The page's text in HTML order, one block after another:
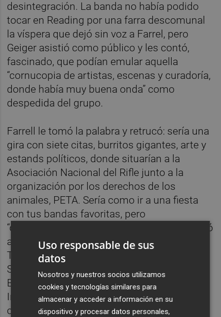
desintegración. La banda no había podido
tocar en Reading por una farra descomunal
la víspera que dejó sin voz a Farrel, pero
Geiger asistió como público y les contó,
fascinado, que podían emular aquella
“cornucopia de artistas, escenas y curadoría,
donde había muy buena onda” como
despedida del grupo.
Farrell le tomó la palabra y retrucó: sería una
gira con siete citas, burritos gigantes, arte y
estands políticos, donde situarían a la
Asociación Nacional del Rifle junto a la
organización por los derechos de los
animales, PETA. Sería como ir a una fiesta
con tus bandas favoritas, pero
“completamente subversivo”. Cada uno eligió
a su banda preferida. Perry Farrell, a Ice-T;
Ted Gardner, a Rollins Band; Dave Navarro, a
Siouxsie And The Banshees; Eric Avery, a
Butthole Surfers; Stephen Perkins, a Nine
Inch Nails, y Marc Geiger, a Pixies. Los
consiguieron a todos menos al grupo de
Uso responsable de sus
datos
Nosotros y nuestros socios utilizamos
cookies y tecnologías similares para
almacenar y acceder a información en su
dispositivo y procesar datos personales,